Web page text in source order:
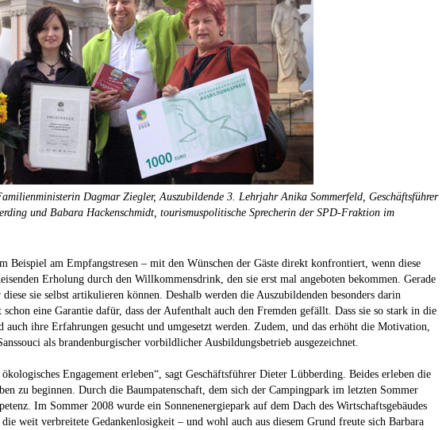
Dagmar Ziegler, Auszubildende 3. Lehrjahr Anika Sommerfeld, Geschäftsführer
und Babara Hackenschmidt, tourismuspolitische Sprecherin der SPD-Fraktion im
Beispiel am Empfangstresen – mit den Wünschen der Gäste direkt konfrontiert, wenn diese
Erholung durch den Willkommensdrink, den sie erst mal angeboten bekommen. Gerade
sie selbst artikulieren können. Deshalb werden die Auszubildenden besonders darin
eine Garantie dafür, dass der Aufenthalt auch den Fremden gefällt. Dass sie so stark in die
ihre Erfahrungen gesucht und umgesetzt werden. Zudem, und das erhöht die Motivation,
als brandenburgischer vorbildlicher Ausbildungsbetrieb ausgezeichnet.
Engagement erleben“, sagt Geschäftsführer Dieter Lübberding. Beides erleben die
zu beginnen. Durch die Baumpatenschaft, dem sich der Campingpark im letzten Sommer
Im Sommer 2008 wurde ein Sonnenenergiepark auf dem Dach des Wirtschaftsgebäudes
weit verbreitete Gedankenlosigkeit – und wohl auch aus diesem Grund freute sich Barbara